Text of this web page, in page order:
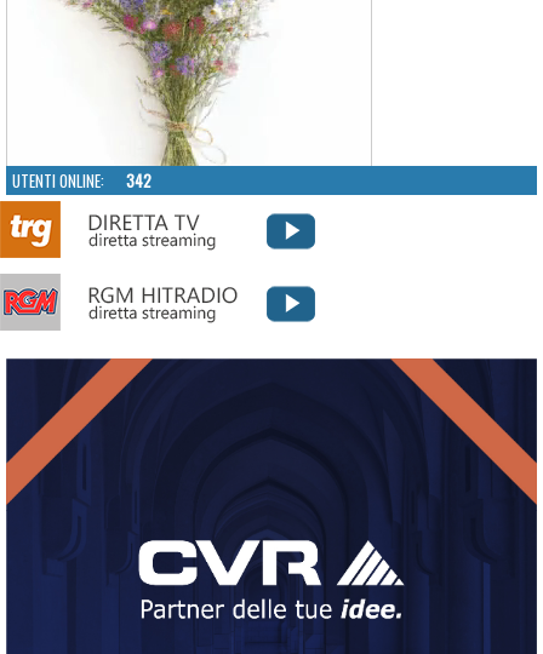
UTENTI ONLINE: 342